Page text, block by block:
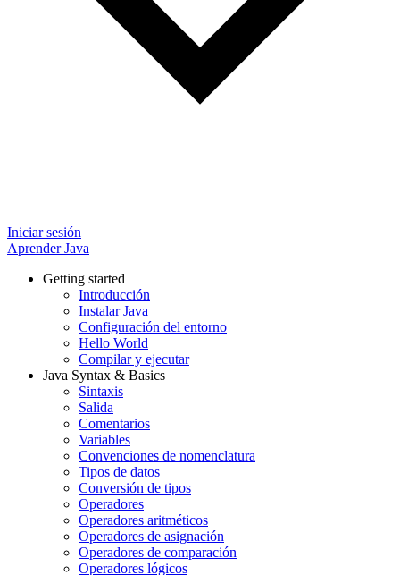
Iniciar sesión
Aprender Java
Getting started
Introducción
Instalar Java
Configuración del entorno
Hello World
Compilar y ejecutar
Java Syntax & Basics
Sintaxis
Salida
Comentarios
Variables
Convenciones de nomenclatura
Tipos de datos
Conversión de tipos
Operadores
Operadores aritméticos
Operadores de asignación
Operadores de comparación
Operadores lógicos